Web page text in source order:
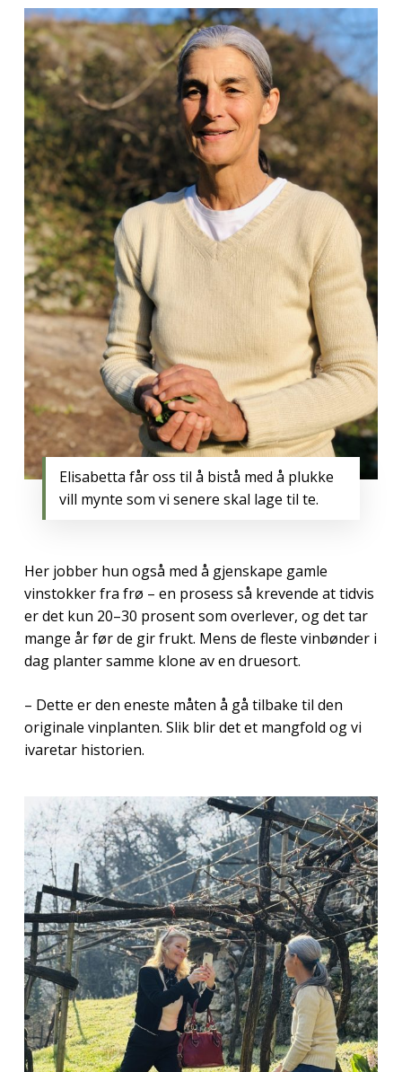
Elisabetta får oss til å bistå med å plukke
vill mynte som vi senere skal lage til te.
Her jobber hun også med å gjenskape gamle
vinstokker fra frø – en prosess så krevende at tidvis
er det kun 20–30 prosent som overlever, og det tar
mange år før de gir frukt. Mens de fleste vinbønder i
dag planter samme klone av en druesort.
– Dette er den eneste måten å gå tilbake til den
originale vinplanten. Slik blir det et mangfold og vi
ivaretar historien.